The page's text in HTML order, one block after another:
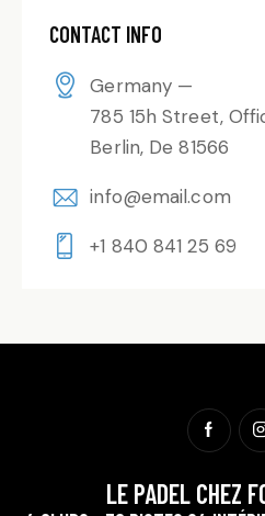
CONTACT INFO
Germany —
785 15h Street,
Berlin, De 81566
info@email.com
+1 840 841 25 69
LE PADEL CHEZ